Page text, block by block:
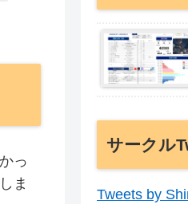
っ
ま
サークル
Tweets by